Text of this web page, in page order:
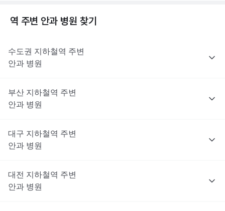
역 주변 안과 병원 찾기
수도권 지하철역 주변
안과 병원
부산 지하철역 주변
안과 병원
대구 지하철역 주변
안과 병원
대전 지하철역 주변
안과 병원